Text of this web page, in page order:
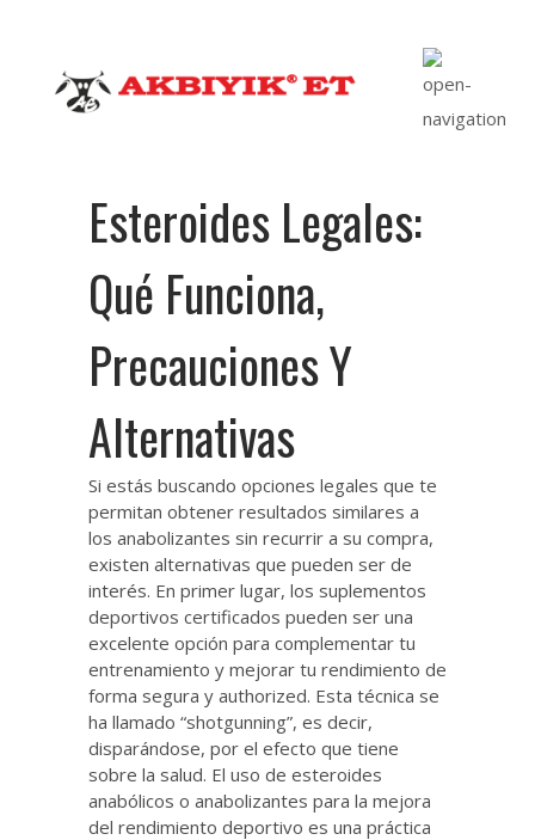
Esteroides Legales:
Qué Funciona,
Precauciones Y
Alternativas
Si estás buscando opciones legales que te
permitan obtener resultados similares a
los anabolizantes sin recurrir a su compra,
existen alternativas que pueden ser de
interés. En primer lugar, los suplementos
deportivos certificados pueden ser una
excelente opción para complementar tu
entrenamiento y mejorar tu rendimiento de
forma segura y authorized. Esta técnica se
ha llamado “shotgunning”, es decir,
disparándose, por el efecto que tiene
sobre la salud. El uso de esteroides
anabólicos o anabolizantes para la mejora
del rendimiento deportivo es una práctica